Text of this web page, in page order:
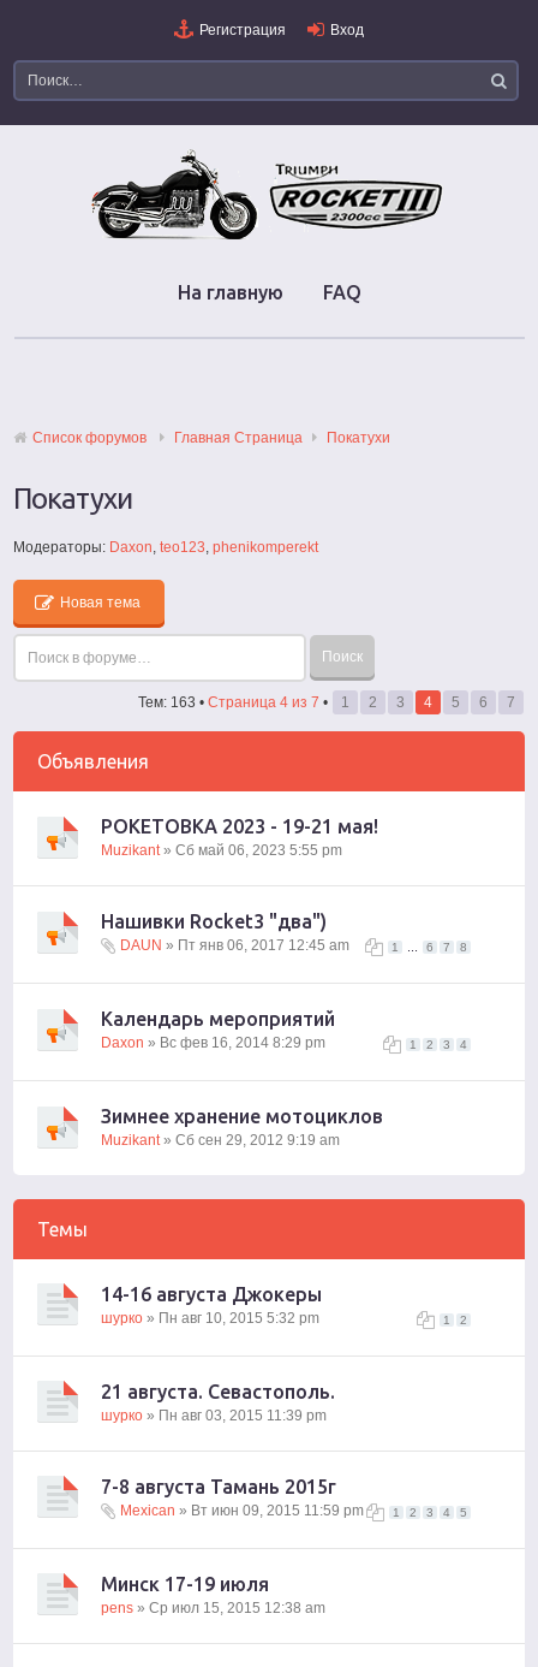
Регистрация Вход
На главную FAQ
Список форумов Главная Страница Покатухи
Покатухи
Модераторы: Daxon,teo123,phenikomperekt
Новая тема
Тем: 163 • Страница 4из 7 • 1 2 3 4 5 6 7
Объявления
РОКЕТОВКА 2023 - 19-21 мая!
Muzikant» Сб май 06, 2023 5:55 pm
Нашивки Rocket3 "два")
1 6 7 8
DAUN » Пт янв 06, 2017 12:45 am
Календарь мероприятий
1 2 3 4
Daxon » Вс фев 16, 2014 8:29 pm
Зимнее хранение мотоциклов
Muzikant» Сб сен 29, 2012 9:19 am
Темы
14-16 августа Джокеры
1 2
шурко » Пн авг 10, 2015 5:32 pm
21 августа. Севастополь.
шурко » Пн авг 03, 2015 11:39 pm
7-8 августа Тамань 2015г
1 2 3 4 5
Mexican » Вт июн 09, 2015 11:59 pm
Минск 17-19 июля
pens » Ср июл 15, 2015 12:38 am